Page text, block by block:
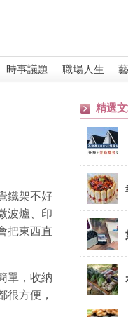
時事議題 職場人生
鐵架不好
波爐、印
把東西直
單，收納
很方便，
精選